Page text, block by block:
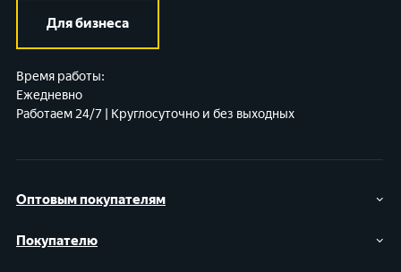
Оптовым покупателям
Покупателю
Для бизнеса
Время работы:
Ежедневно
Работаем 24/7 | Круглосуточно и без выходных